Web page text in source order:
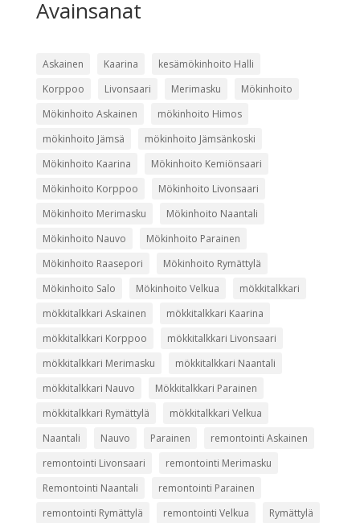
Avainsanat
Askainen Kaarina
kesämökinhoito Halli
Korppoo
Livonsaari Merimasku
Mökinhoito
Mökinhoito Askainen
mökinhoito Himos
mökinhoito Jämsä
mökinhoito Jämsänkoski
Mökinhoito Kaarina
Mökinhoito Kemiönsaari
Mökinhoito Korppoo
Mökinhoito Livonsaari
Mökinhoito Merimasku
Mökinhoito Naantali
Mökinhoito Nauvo
Mökinhoito Parainen
Mökinhoito Raasepori
Mökinhoito Rymättylä
Mökinhoito Salo
Mökinhoito Velkua
mökkitalkkari
mökkitalkkari Askainen
mökkitalkkari Kaarina
mökkitalkkari Korppoo
mökkitalkkari Livonsaari
mökkitalkkari Merimasku
mökkitalkkari Naantali
mökkitalkkari Nauvo
Mökkitalkkari Parainen
mökkitalkkari Rymättylä
mökkitalkkari Velkua
Naantali
Nauvo Parainen
remontointi Askainen
remontointi Livonsaari
remontointi Merimasku
Remontointi Naantali
remontointi Parainen
remontointi Rymättylä
remontointi Velkua Rymättylä